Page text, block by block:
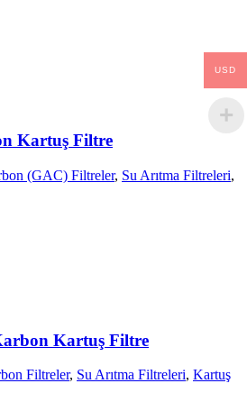
Kartuş Filtre
(GAC) Filtreler, Su Arıtma Filtreleri,
Kartuş Filtre
Filtreler, Su Arıtma Filtreleri, Kartuş
USD